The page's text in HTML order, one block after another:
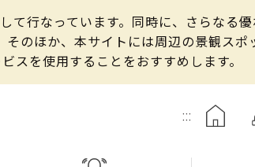
行なっています。同時に、さらなる
のほか、本サイトには周辺の景観ス
スを使用することをおすすめします。
:::